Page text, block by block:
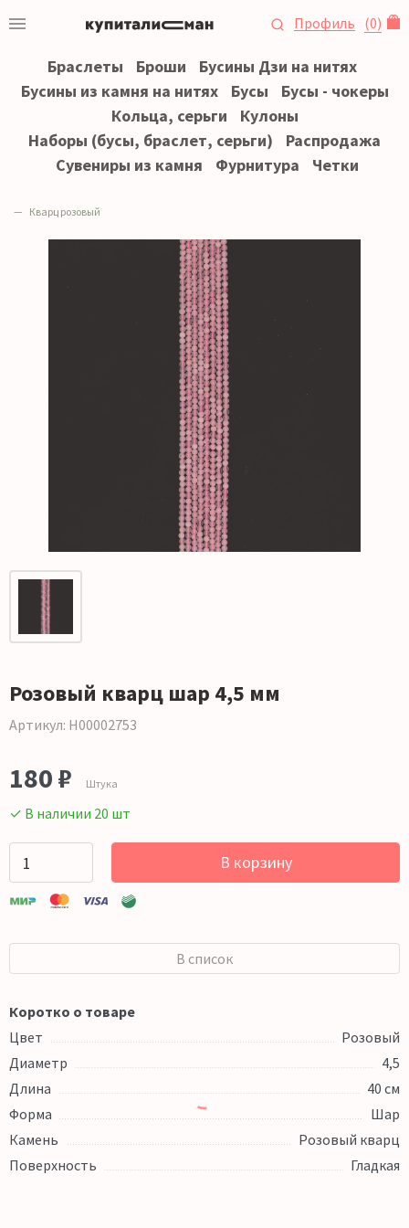
Профиль (0)
Браслеты Броши
Бусины Дзи на нитях
Бусины из камня на нитях
Бусы
Бусы - чокеры
Кольца, серьги
Кулоны
Наборы (бусы, браслет, серьги)
Распродажа
Сувениры из камня
Фурнитура Четки
Кварц розовый
Розовый кварц шар 4,5 мм
Артикул: Н00002753
180 ₽ Штука
✓ В наличии 20 шт
В корзину
В список
Коротко о товаре
Цвет
Розовый
Диаметр
4,5
Длина
40 см
Форма
Шар
Камень
Розовый кварц
Поверхность
Гладкая